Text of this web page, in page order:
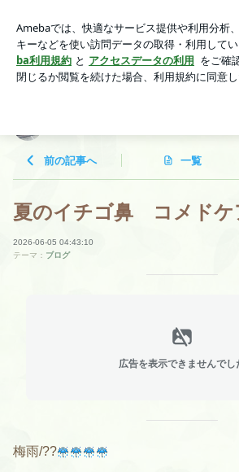
アプリをダウンロードして ブログの更新通知
ょう。
前の記事へ 一覧
夏のイチゴ鼻 コメドケ
2026-06-05 04:43:10
テーマ： ブログ
広告を表示できませんでし
梅雨/??